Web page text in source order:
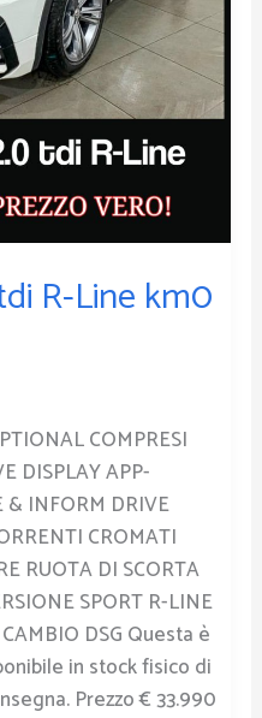
R-Line km0
COMPRESI
DISPLAY APP-
& INFORM DRIVE
CROMATI
RUOTA DI SCORTA
SPORT R-LINE
DSG Questa è
in stock fisico di
Prezzo € 33.990